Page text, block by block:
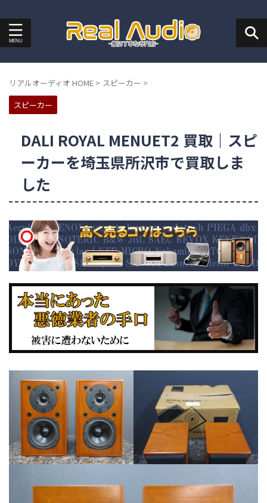
リアルオーディオ HOME > スピーカー >
スピーカー
DALI ROYAL MENUET2 買取｜スピ
ーカーを埼玉県所沢市で買取しま
した